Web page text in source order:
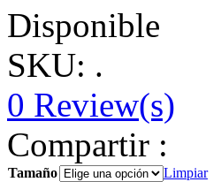
Disponible
SKU: .
0 Review(s)
Compartir :
Tamaño Limpiar